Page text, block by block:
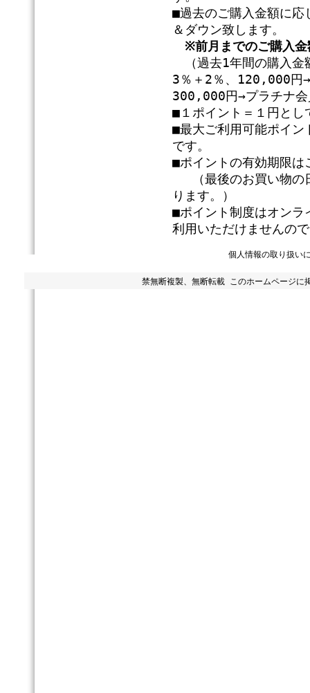
■過去のご購入金額に応
＆ダウン致します。
※前月までのご購入
（過去1年間の購入
3％＋2％、120,000円
300,000円→プラチナ会
■１ポイント＝１円とし
■最大ご利用可能ポイン
です。
■ポイントの有効期限は
（最後のお買い物の
ります。）
■ポイント制度はオン
利用いただけませんの
個人情報の取り扱い
禁無断複製、無断転載 このホームページに